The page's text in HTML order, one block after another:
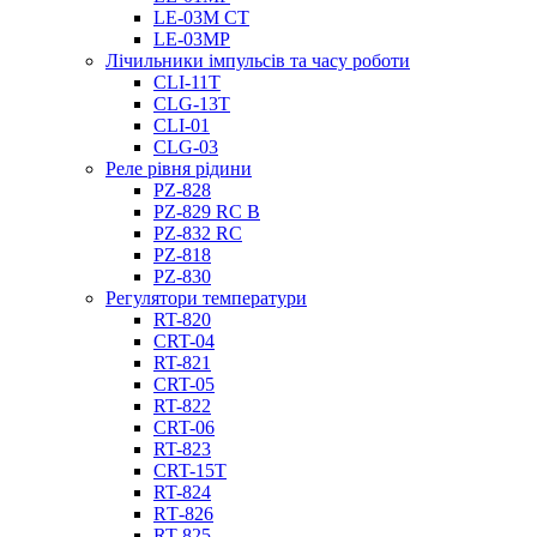
LE-03M CT
LE-03MP
Лічильники імпульсів та часу роботи
CLI-11T
CLG-13T
CLI-01
CLG-03
Реле рівня рідини
PZ-828
PZ-829 RC B
PZ-832 RC
PZ-818
PZ-830
Регулятори температури
RT-820
CRT-04
RT-821
CRT-05
RT-822
CRT-06
RT-823
CRT-15T
RT-824
RТ-826